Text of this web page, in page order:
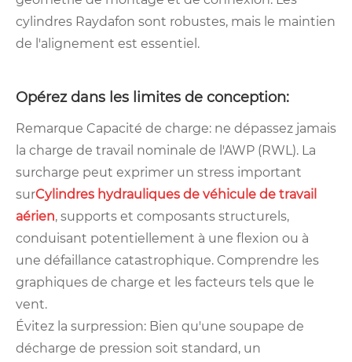
cylindres Raydafon sont robustes, mais le maintien
de l'alignement est essentiel.
Opérez dans les limites de conception:
Remarque Capacité de charge: ne dépassez jamais
la charge de travail nominale de l'AWP (RWL). La
surcharge peut exprimer un stress important
surCylindres hydrauliques de véhicule de travail
aérien, supports et composants structurels,
conduisant potentiellement à une flexion ou à
une défaillance catastrophique. Comprendre les
graphiques de charge et les facteurs tels que le
vent.
Évitez la surpression: Bien qu'une soupape de
décharge de pression soit standard, un